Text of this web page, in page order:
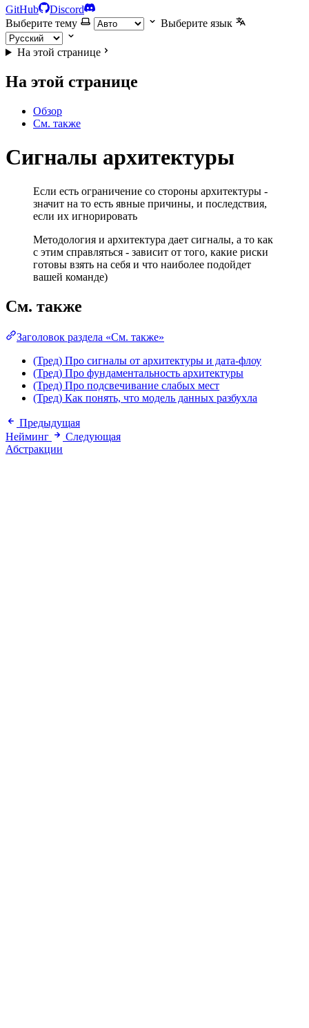
GitHub
Discord
Выберите тему
Выберите язык
На этой странице
На этой странице
Обзор
См. также
Сигналы архитектуры
Если есть ограничение со стороны архитектуры -
значит на то есть явные причины, и последствия,
если их игнорировать
Методология и архитектура дает сигналы, а то как
с этим справляться - зависит от того, какие риски
готовы взять на себя и что наиболее подойдет
вашей команде)
См. также
Заголовок раздела «См. также»
(Тред) Про сигналы от архитектуры и дата-флоу
(Тред) Про фундаментальность архитектуры
(Тред) Про подсвечивание слабых мест
(Тред) Как понять, что модель данных разбухла
Предыдущая
Нейминг
Следующая
Абстракции